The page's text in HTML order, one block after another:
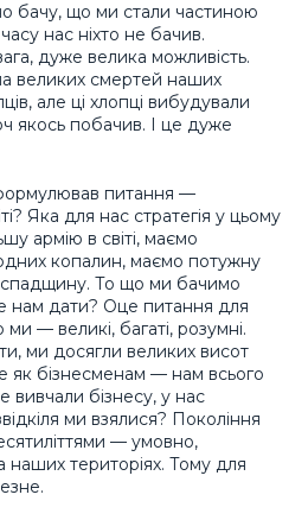
бачу, що ми стали частиною
нас ніхто не бачив.
дуже велика можливість.
великих смертей наших
але ці хлопці вибудували
якось побачив. І це дуже
питання —
Яка для нас стратегія у цьому
армію в світі, маємо
копалин, маємо потужну
спадщину. То що ми бачимо
нам дати? Оце питання для
— великі, багаті, розумні.
ми досягли великих висот
як бізнесменам — нам всього
вивчали бізнесу, у нас
ми взялися? Покоління
— умовно,
наших територіях. Тому для